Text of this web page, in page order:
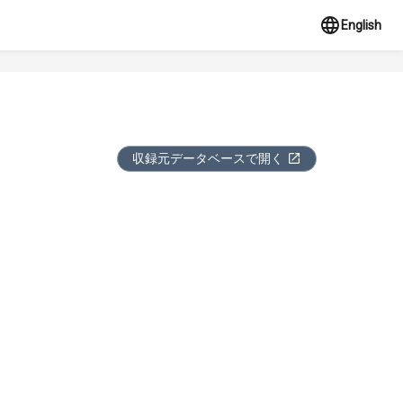
English
収録元データベースで開く